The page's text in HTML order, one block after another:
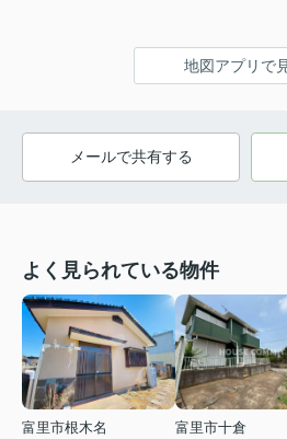
地図アプリで
メールで共有する
よく見られている物件
富里市根木名
富里市十倉